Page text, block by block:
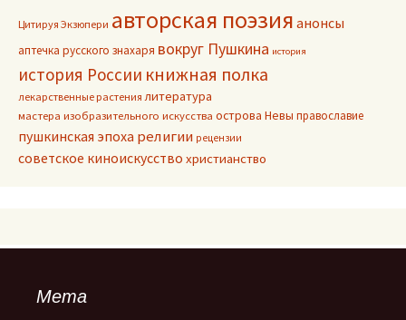
Цитируя Экзюпери авторская поэзия анонсы
аптечка русского знахаря вокруг Пушкина история
история России книжная полка
лекарственные растения литература
мастера изобразительного искусства острова Невы православие
пушкинская эпоха религии рецензии
советское киноискусство христианство
Мета